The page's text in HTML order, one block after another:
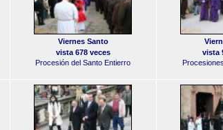
Viernes Santo
vista 678 veces
Procesión del Santo Entierro
vista